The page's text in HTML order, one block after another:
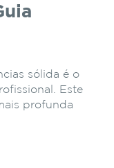
sólida é o
Este
profunda